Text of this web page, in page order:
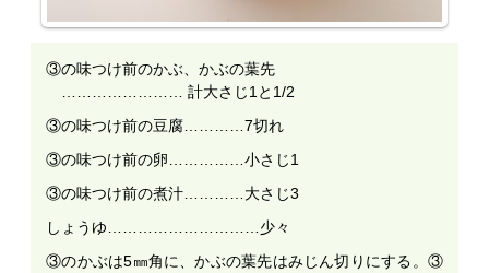
③の味つけ前のかぶ、かぶの葉先
…………………… 計大さじ1と1/2
③の味つけ前の豆腐…………7切れ
③の味つけ前の卵……………小さじ1
③の味つけ前の煮汁…………大さじ3
しょうゆ…………………………少々
③のかぶは5㎜角に、かぶの葉先はみじん切りにする。③